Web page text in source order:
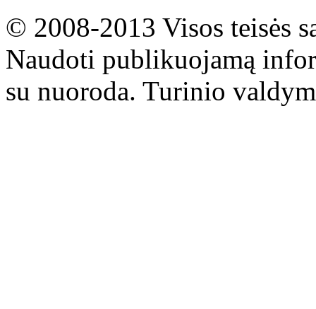
© 2008-2013 Visos teisės
Naudoti publikuojamą
su nuoroda. Turinio